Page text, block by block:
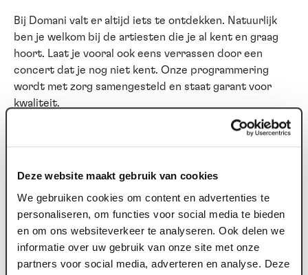
Deze website maakt gebruik van cookies
We gebruiken cookies om content en advertenties te
personaliseren, om functies voor social media te bieden
en om ons websiteverkeer te analyseren. Ook delen we
informatie over uw gebruik van onze site met onze
partners voor social media, adverteren en analyse. Deze
Bij Domani valt er altijd iets te ontdekken. Natuurlijk
ben je welkom bij de artiesten die je al kent en graag
hoort. Laat je vooral ook eens verrassen door een
concert dat je nog niet kent. Onze programmering
wordt met zorg samengesteld en staat garant voor
kwaliteit.
Domani Zingt krijgt dit seizoen een vervolg en staat
kracht van muziek ervaren blijkt telkens weer een
Wees welkom bij Domani, podium voor morgen!
Voorwaarden